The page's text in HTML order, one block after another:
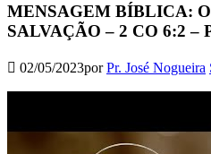
MENSAGEM BÍBLICA:
SALVAÇÃO – 2 CO 6:2 –
02/05/2023porPr. José Nogueira